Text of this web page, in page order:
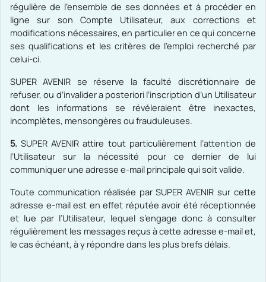
régulière de l’ensemble de ses données et à procéder en
ligne sur son Compte Utilisateur, aux corrections et
modifications nécessaires, en particulier en ce qui concerne
ses qualifications et les critères de l’emploi recherché par
celui-ci.
SUPER AVENIR se réserve la faculté discrétionnaire de
refuser, ou d’invalider a posteriori l’inscription d’un Utilisateur
dont les informations se révéleraient être inexactes,
incomplètes, mensongères ou frauduleuses.
5. SUPER AVENIR attire tout particulièrement l’attention de
l’Utilisateur sur la nécessité pour ce dernier de lui
communiquer une adresse e-mail principale qui soit valide.
Toute communication réalisée par SUPER AVENIR sur cette
adresse e-mail est en effet réputée avoir été réceptionnée
et lue par l’Utilisateur, lequel s’engage donc à consulter
régulièrement les messages reçus à cette adresse e-mail et,
le cas échéant, à y répondre dans les plus brefs délais.